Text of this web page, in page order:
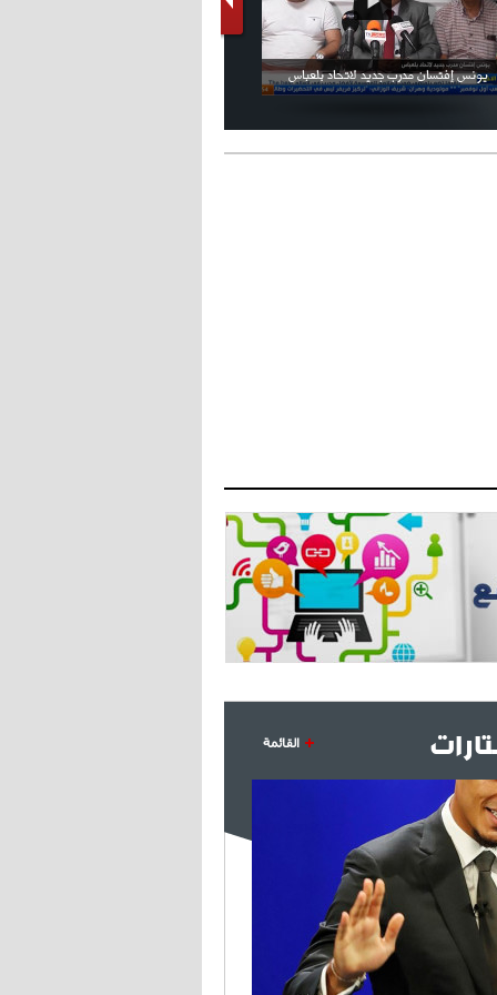
فيديو الإعلان الرسمي عن شعار بطولة كأس
العالم FIFA قطر 2022
القائمة